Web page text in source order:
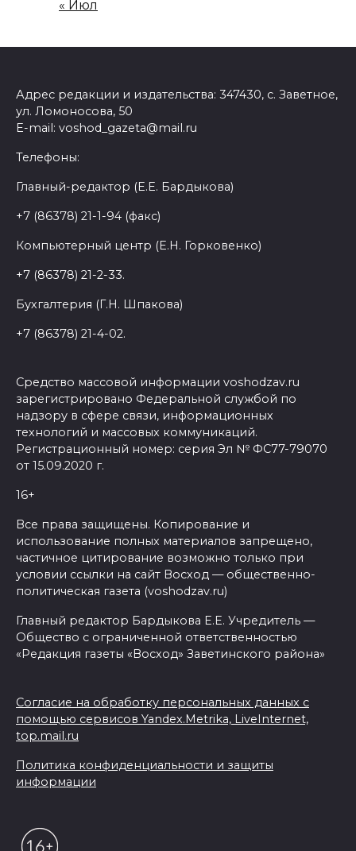
« Июл
Адрес редакции и издательства: 347430, с. Заветное,
ул. Ломоносова, 50
E-mail: voshod_gazeta@mail.ru
Телефоны:
Главный-редактор (Е.Е. Бардыкова)
+7 (86378) 21-1-94 (факс)
Компьютерный центр (Е.Н. Горковенко)
+7 (86378) 21-2-33.
Бухгалтерия (Г.Н. Шпакова)
+7 (86378) 21-4-02.
Средство массовой информации voshodzav.ru
зарегистрировано Федеральной службой по
надзору в сфере связи, информационных
технологий и массовых коммуникаций.
Регистрационный номер: серия Эл № ФС77-79070
от 15.09.2020 г.
16+
Все права защищены. Копирование и
использование полных материалов запрещено,
частичное цитирование возможно только при
условии ссылки на сайт Восход — общественно-
политическая газета (voshodzav.ru)
Главный редактор Бардыкова Е.Е. Учредитель —
Общество с ограниченной ответственностью
«Редакция газеты «Восход» Заветинского района»
Согласие на обработку персональных данных с
помощью сервисов Yandex.Metrika, LiveInternet,
top.mail.ru
Политика конфиденциальности и защиты
информации